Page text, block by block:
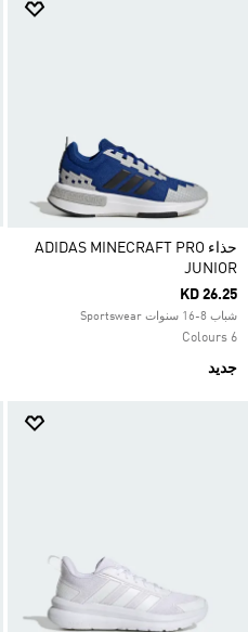
حذاء ADIDAS MINECRAFT PRO
JUNIOR
KD 26.25
شباب 8-16 سنوات Sportswear
6 Colours
جديد